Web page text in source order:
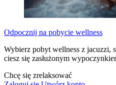
Odpocznij na pobycie wellness
Wybierz pobyt wellness z jacuzzi,
ciesz się zasłużonym
Chcę się zrelaksować